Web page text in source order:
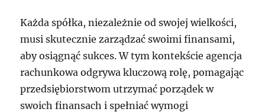
Każda spółka, niezależnie od swojej wielkości,
musi skutecznie zarządzać swoimi finansami,
aby osiągnąć sukces. W tym kontekście agencja
rachunkowa odgrywa kluczową rolę, pomagając
przedsiębiorstwom utrzymać porządek w
swoich finansach i spełniać wymogi